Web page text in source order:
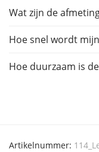
Wat zijn de
Hoe snel wordt
Hoe duurzaam is
Artikelnummer: